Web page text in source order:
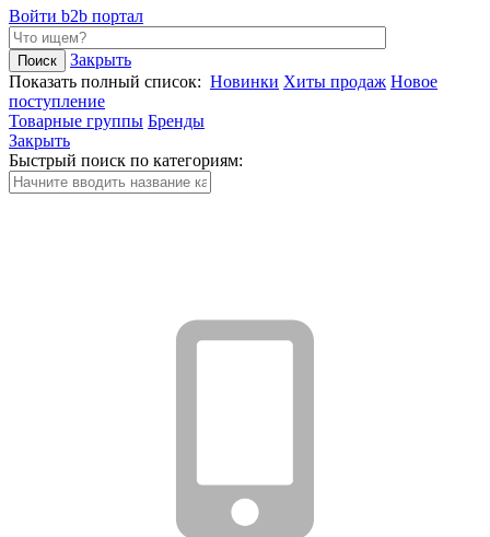
Войти b2b портал
Закрыть
Показать полный список: Новинки Хиты продаж Новое
поступление
Товарные группы Бренды
Закрыть
Быстрый поиск по категориям: